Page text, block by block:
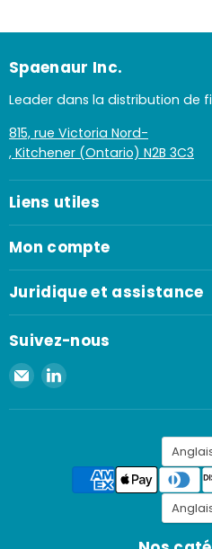
Spaenaur Inc.
Leader dans la distribution de
815, rue Victoria Nord-
, Kitchener (Ontario) N2B 3C3
Liens utiles
Mon compte
Juridique et assistance
Suivez-nous
Envoyer
un
e-
Spaenaur
Retrouvez-
sur